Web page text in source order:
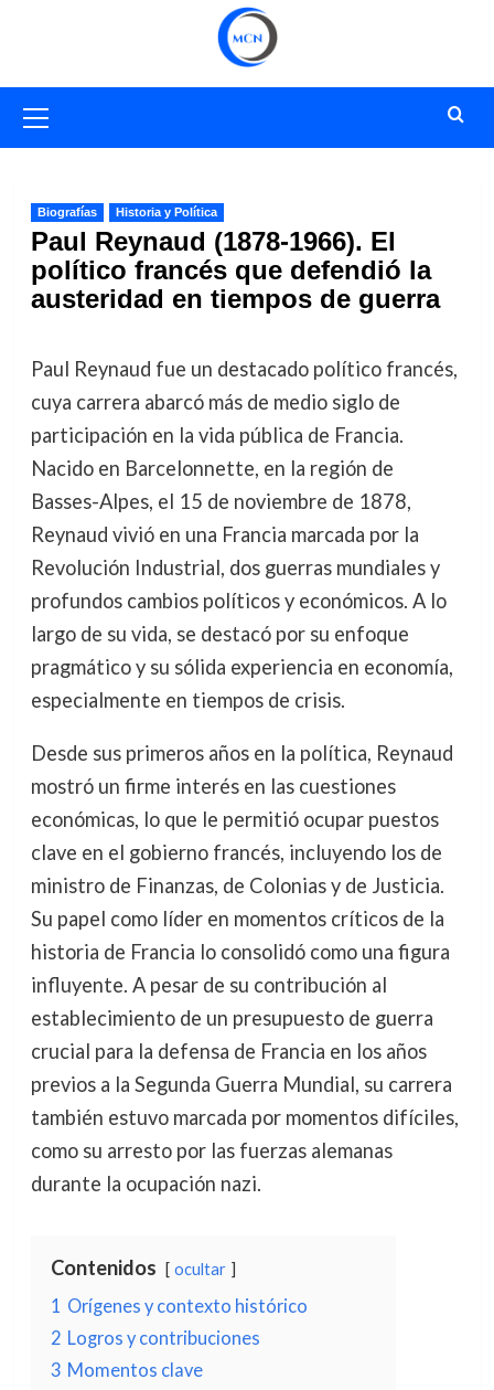
primario
Biografías Historia y Política
Paul Reynaud (1878-1966). El
político francés que defendió la
austeridad en tiempos de guerra
Paul Reynaud fue un destacado político francés,
cuya carrera abarcó más de medio siglo de
participación en la vida pública de Francia.
Nacido en Barcelonnette, en la región de
Basses-Alpes, el 15 de noviembre de 1878,
Reynaud vivió en una Francia marcada por la
Revolución Industrial, dos guerras mundiales y
profundos cambios políticos y económicos. A lo
largo de su vida, se destacó por su enfoque
pragmático y su sólida experiencia en economía,
especialmente en tiempos de crisis.
Desde sus primeros años en la política, Reynaud
mostró un firme interés en las cuestiones
económicas, lo que le permitió ocupar puestos
clave en el gobierno francés, incluyendo los de
ministro de Finanzas, de Colonias y de Justicia.
Su papel como líder en momentos críticos de la
historia de Francia lo consolidó como una figura
influyente. A pesar de su contribución al
establecimiento de un presupuesto de guerra
crucial para la defensa de Francia en los años
previos a la Segunda Guerra Mundial, su carrera
también estuvo marcada por momentos difíciles,
como su arresto por las fuerzas alemanas
durante la ocupación nazi.
Contenidos ocultar
1 Orígenes y contexto histórico
2 Logros y contribuciones
3 Momentos clave